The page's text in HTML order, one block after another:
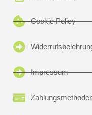
Cookie Policy
Impressum